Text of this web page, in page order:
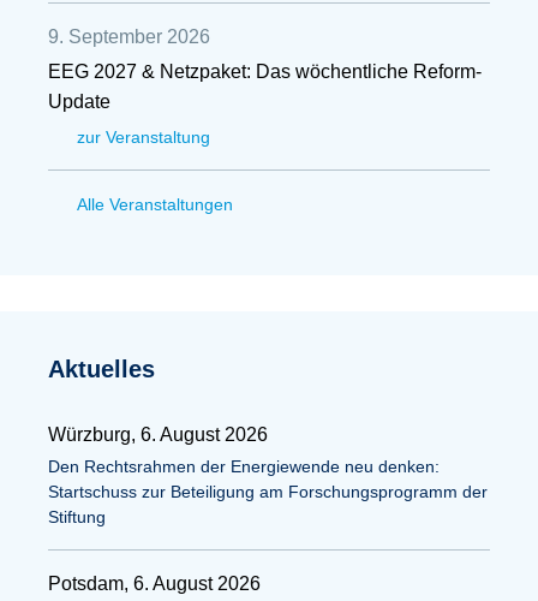
9. September 2026
EEG 2027 & Netzpaket: Das wöchentliche Reform-
Update
zur Veranstaltung
Alle Veranstaltungen
Aktuelles
Würzburg, 6. August 2026
Den Rechtsrahmen der Energiewende neu denken:
Startschuss zur Beteiligung am Forschungsprogramm der
Stiftung
Potsdam, 6. August 2026